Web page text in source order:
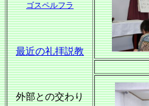
ゴスペルフラ
最近の礼拝説教
外部との交わり